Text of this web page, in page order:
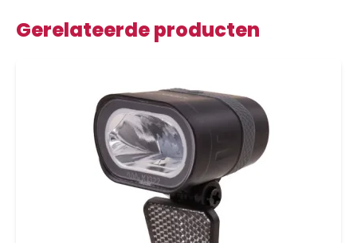
Gerelateerde producten